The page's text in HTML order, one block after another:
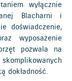
wyłącznie
Blacharni i
doświadczenie,
wyposażenie
pozwala na
dokładność.